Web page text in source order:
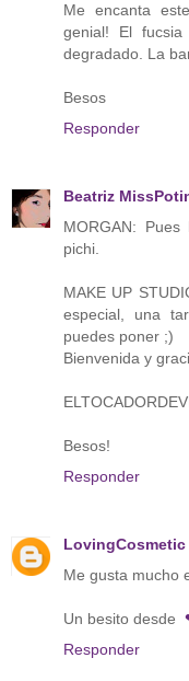
Me encanta
genial! El
degradado. La
Besos
Responder
Beatriz
MORGAN:
pichi.
MAKE UP
especial, una
puedes poner ;)
Bienvenida y
Besos!
Responder
LovingCosmetic
Me gusta mucho
Un besito desde
Responder